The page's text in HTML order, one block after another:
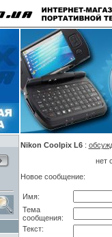
Nikon Coolpix L6:
нет
Новое сообщение:
Имя:
Тема
сообщения:
Текст: